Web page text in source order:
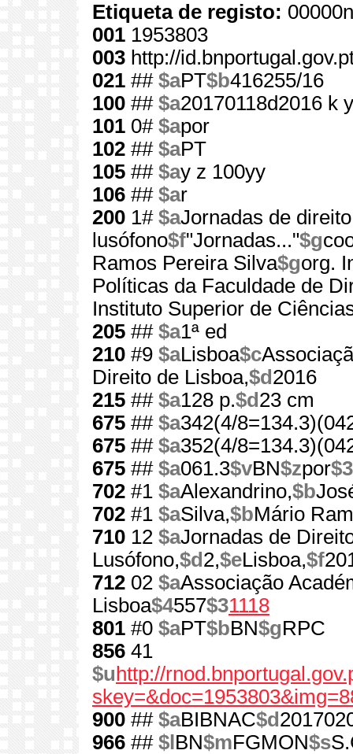
Etiqueta de registo:
001 1953803
003 http://
021 ## $aPT$b416255/16
100 ## $a20170118d2016 k
101 0# $apor
102 ## $aPT
105 ## $ay z 100yy
106 ## $ar
200 1# $aJornadas de
lusófono$f"Jornadas..."$g
Ramos Pereira Silva$gorg.
Políticas da Faculdade de
Instituto Superior de
205 ## $a1ª ed
210 #9 $aLisboa$c
Direito de Lisboa,$d 2016
215 ## $a128 p.$d 23 cm
675 ## $a342(4/
675 ## $a352(4/
675 ## $a061.3$vBN$zpor$3
702 #1 $aAlexandrino,$b
702 #1 $aSilva,$bMário
710 12 $aJornadas de
Lusófono,$d 2,$eLisboa,$f
712 02 $aAssociação
Lisboa$4557$31118
801 #0 $aPT$bBN$gRPC
856 41
$u http://
900 ## $aBIBNAC$d
966 ## $l BN$mFGMON$s